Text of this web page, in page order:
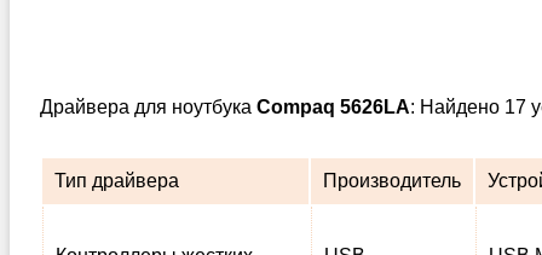
Драйвера для ноутбука Compaq 5626LA: Найдено 17
Тип драйвера Производитель